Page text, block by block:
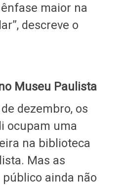
maior na
descreve o
Museu Paulista
dezembro, os
ocupam uma
na biblioteca
Mas as
ainda não